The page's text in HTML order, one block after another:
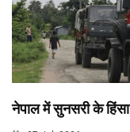
नेपाल में सुनसरी के हिंसा